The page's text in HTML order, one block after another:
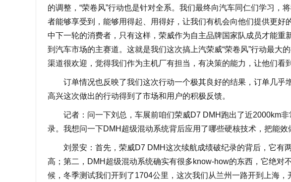
的调整，“荣卷风”行动也是针对全系。我们最终向汽车同仁们学习，
者能够享受到，能够用得起、用得好，让我们有机会向他们提供更好
中下一轮的消费者，只有这样，荣威作为自主品牌国家队成员才能重
到汽车市场的主赛道。这就是我们这次搞上汽荣威“荣卷风”行动最大
渠道很欢迎，觉得我们作为主机厂有担当，有决策的能力，让他们看
订单情况也反映了我们这次行动一个极其良好的结果，订单几乎
高兴这次做出的行动得到了市场和用户的积极反馈。
记者：问一下刘总，车展前咱们荣威D7 DMH跑出了近2000km非
录。我想问一下DMH超级混动系统背后应用了哪些硬核技术，把能效
刘景安：首先，荣威D7 DMH这次续航成绩破纪录的背后，它有
高；第二，DMH超级混动系统确实有很多know-how的东西，它绝对
候，冬季测试我们开到了1704公里，这次我们从兰州一路开到上海